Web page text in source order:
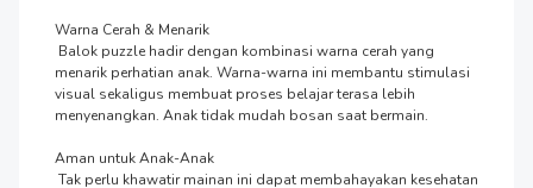
Warna Cerah & Menarik
menarik perhatian anak. Warna-warna ini membantu stimulasi
visual sekaligus membuat proses belajar terasa lebih
menyenangkan. Anak tidak mudah bosan saat bermain.
Aman untuk Anak-Anak